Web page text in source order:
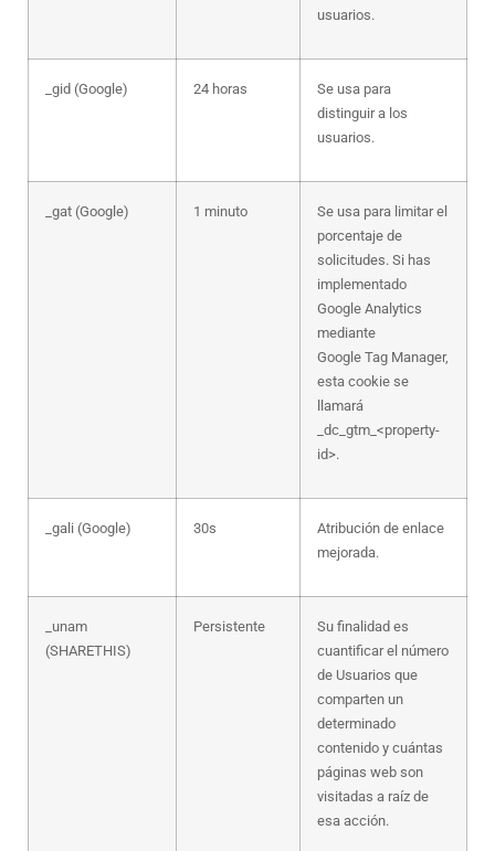
usuarios.
_gid (Google) 24 horas
Se usa para
distinguir a los
usuarios.
_gat (Google) 1 minuto
Se usa para limitar el
porcentaje de
solicitudes. Si has
implementado
Google Analytics
mediante
Google Tag Manager,
esta cookie se
llamará
_dc_gtm_<property-
id>.
_gali (Google) 30s
Atribución de enlace
mejorada.
_unam
(SHARETHIS)
Persistente
Su finalidad es
cuantificar el número
de Usuarios que
comparten un
determinado
contenido y cuántas
páginas web son
visitadas a raíz de
esa acción.